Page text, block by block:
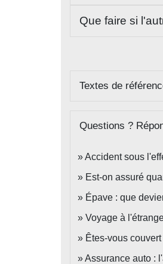
Que faire si
Textes de
Questions ?
Accident sous
Est-on assuré
Épave : que
Voyage à
Êtes-vous
Assurance auto :